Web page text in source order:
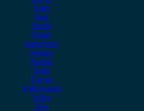
Saab
Seat
Skoda
Smart
ssangyong
Subaru
Suzuki
Tesla
Toyota
Volkswagen
Volvo
Xev